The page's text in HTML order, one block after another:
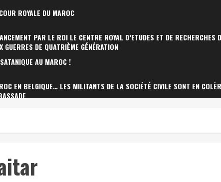
ROYALE DU MAROC
PAR LE ROI LE CENTRE ROYAL D’ETUDES ET DE RECHERCHES
GUERRES DE QUATRIÈME GÉNÉRATION
AU MAROC !
EN BELGIQUE… LES MILITANTS DE LA SOCIÉTÉ CIVILE SONT EN